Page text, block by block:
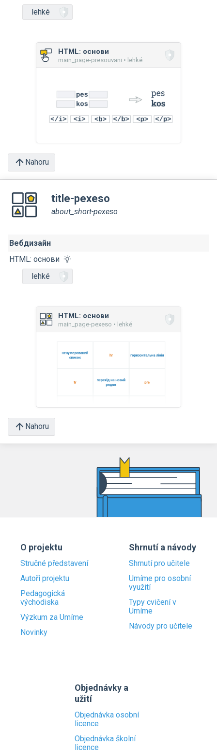
lehké
HTML: основи
main_page-presouvani • lehké
Nahoru
title-pexeso
about_short-pexeso
Вебдизайн
HTML: основи
lehké
HTML: основи
main_page-pexeso • lehké
Nahoru
O projektu
Stručné představení
Autoři projektu
Pedagogická
východiska
Výzkum za Umíme
Novinky
Shrnutí a návody
Shrnutí pro učitele
Umíme pro osobní
využití
Typy cvičení v
Umíme
Návody pro učitele
Objednávky a
užití
Objednávka osobní
licence
Objednávka školní
licence